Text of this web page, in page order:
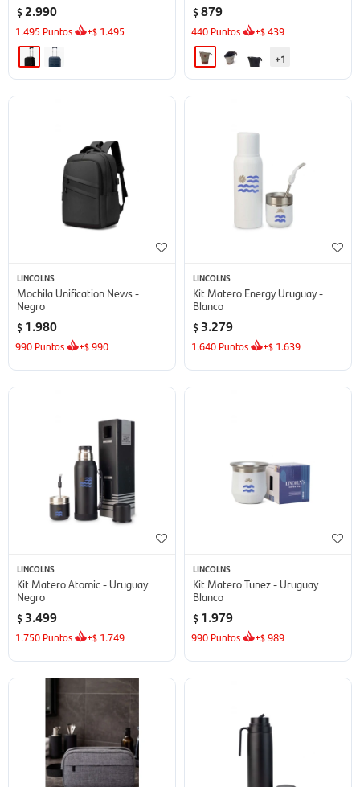
$ 2.990
1.495 Puntos +$ 1.495
$879
440 Puntos +$439
+1
LINCOLNS
Mochila Unification News -
Negro
$ 1.980
990 Puntos +$990
LINCOLNS
Kit Matero Energy Uruguay -
Blanco
$ 3.279
1.640 Puntos +$ 1.639
LINCOLNS
Kit Matero Atomic - Uruguay
Negro
$ 3.499
1.750 Puntos +$ 1.749
LINCOLNS
Kit Matero Tunez - Uruguay
Blanco
$ 1.979
990 Puntos +$989